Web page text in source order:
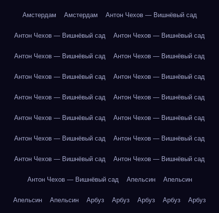
Амстердам Амстердам Антон Чехов — Вишнёвый сад
Антон Чехов — Вишнёвый сад Антон Чехов — Вишнёвый сад
Антон Чехов — Вишнёвый сад Антон Чехов — Вишнёвый сад
Антон Чехов — Вишнёвый сад Антон Чехов — Вишнёвый сад
Антон Чехов — Вишнёвый сад Антон Чехов — Вишнёвый сад
Антон Чехов — Вишнёвый сад Антон Чехов — Вишнёвый сад
Антон Чехов — Вишнёвый сад Антон Чехов — Вишнёвый сад
Антон Чехов — Вишнёвый сад Антон Чехов — Вишнёвый сад
Антон Чехов — Вишнёвый сад Апельсин Апельсин
Апельсин Апельсин Арбуз Арбуз Арбуз Арбуз Арбуз